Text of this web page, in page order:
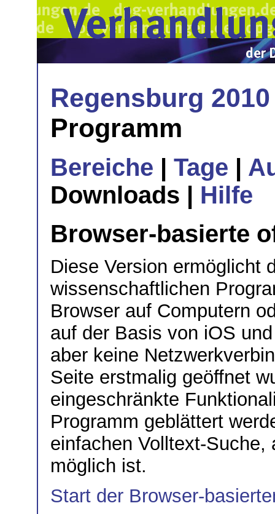
Regensburg 2010
Programm
Bereiche Tage
Downloads | Hilfe
Browser-basierte
Diese Version ermöglicht
wissenschaftlichen
Browser auf Computern
auf der Basis von iOS
aber keine
Seite erstmalig geöffnet
eingeschränkte
Programm geblättert
einfachen Volltext-Suche,
möglich ist.
Start der Browser-